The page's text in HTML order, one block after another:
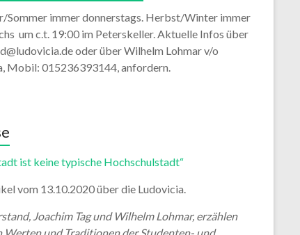
Sommer immer donnerstags. Herbst/Winter immer
um c.t. 19:00 im Peterskeller. Aktuelle Infos über
oder über Wilhelm Lohmar v/o
Mobil: 015236393144, anfordern.
ist keine typische Hochschulstadt“
vom 13.10.2020 über die Ludovicia.
Joachim Tag und Wilhelm Lohmar, erzählen
Werten und Traditionen der Studenten- und